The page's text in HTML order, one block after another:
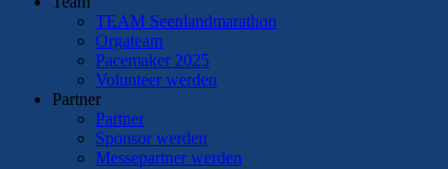
TEAM Seenlandmarathon
Orgateam
Pacemaker 2025
Volunteer werden
Partner
Partner
Sponsor werden
Messepartner werden